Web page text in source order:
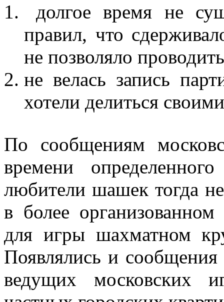
долгое время не
правил, что
не позволяло
не велась запись
хотели делиться
По сообщениям
времени
любители шашек тогда
в более
для игры шахматном
Появлялись и
ведущих московских